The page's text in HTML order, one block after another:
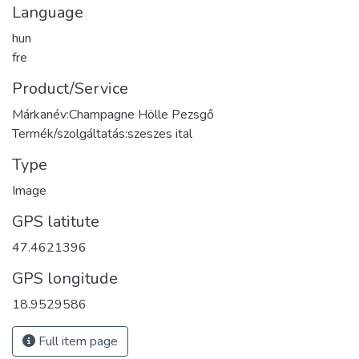
Language
hun
fre
Product/Service
Márkanév:Champagne Hölle Pezsgő
Termék/szolgáltatás:szeszes ital
Type
Image
GPS latitute
47.4621396
GPS longitude
18.9529586
Full item page